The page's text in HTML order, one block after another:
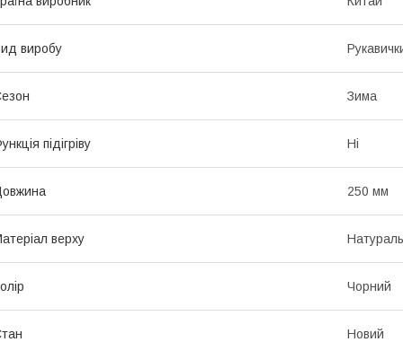
виробу
Зима
підігріву Ні
250 мм
верху
Чорний
Новий